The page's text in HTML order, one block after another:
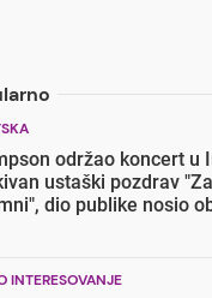
održao koncert u
ustaški pozdrav
dio publike nosio
INTERESOVANJE